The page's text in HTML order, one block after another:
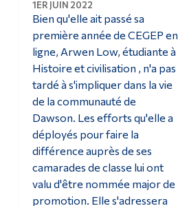
1ER JUIN 2022
Bien qu'elle ait passé sa
première année de CEGEP en
ligne, Arwen Low, étudiante à
Histoire et civilisation , n'a pas
tardé à s'impliquer dans la vie
de la communauté de
Dawson. Les efforts qu'elle a
déployés pour faire la
différence auprès de ses
camarades de classe lui ont
valu d'être nommée major de
promotion. Elle s'adressera